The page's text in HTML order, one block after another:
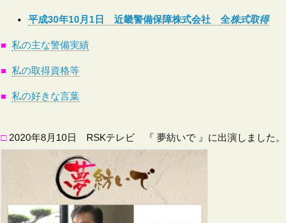
平成30年10月1日 近畿警備保障株式会社 全株式取得
■ 私の主な警備実績
■ 私の取得資格等
■ 私の好きな言葉
□2020年8月10日 RSKテレビ 『 夢紡いで 』に出演しました。